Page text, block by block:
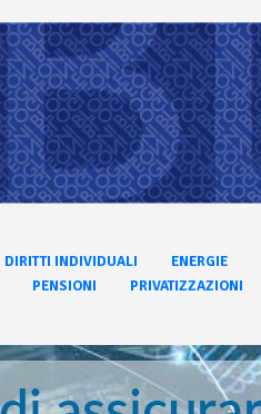
DIRITTI INDIVIDUALI ENERGIE
PENSIONI PRIVATIZZAZIONI